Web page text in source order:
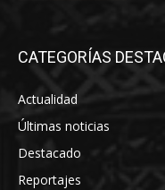
CATEGORÍAS
Actualidad
Últimas noticias
Destacado
Reportajes